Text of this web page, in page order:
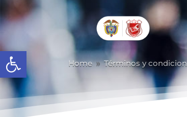
Abrir barra de herramientas
Home 9 Términos y